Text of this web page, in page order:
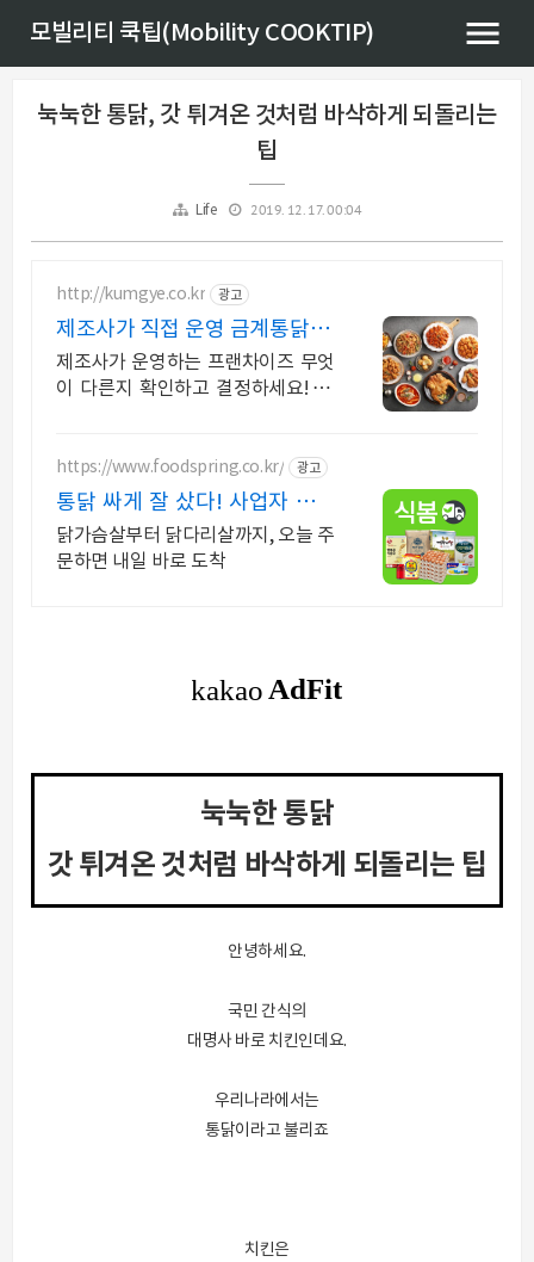
모빌리티 쿡팁(Mobility COOKTIP)
눅눅한 통닭, 갓 튀겨온 것처럼 바삭하게 되돌리는
팁
Life 2019. 12. 17. 00:04
http://kumgye.co.kr 광고
제조사가 직접 운영 금계통닭 합
리적 창업 비용 0원창업!
제조사가 운영하는 프랜차이즈 무엇
이 다른지 확인하고 결정하세요! 선
https://www.foodspring.co.kr/ 광고
통닭 싸게 잘 샀다! 사업자 전용
특가
닭가슴살부터 닭다리살까지, 오늘 주
문하면 내일 바로 도착
눅눅한 통닭
갓 튀겨온 것처럼 바삭하게 되돌리는 팁
안녕하세요.
국민 간식의
대명사 바로 치킨인데요.
우리나라에서는
통닭이라고 불리죠
치킨은